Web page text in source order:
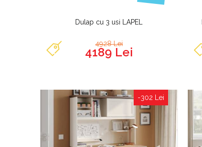
Dulap cu 3 usi LAPEL
4928 Lei
4189 Lei
-302 Lei